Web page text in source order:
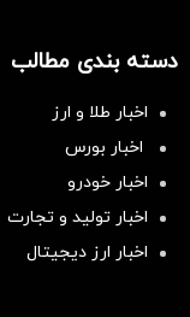
دسته بندی مطالب
اخبار طلا و ارز
اخبار بورس
اخبار خودرو
اخبار تولید و تجارت
اخبار ارز دیجیتال